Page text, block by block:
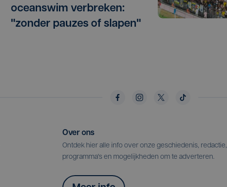
oceanswim verbreken:
"zonder pauzes of slapen"
Over ons
Ontdek hier alle info over onze geschiedenis, redactie,
programma's en mogelijkheden om te adverteren.